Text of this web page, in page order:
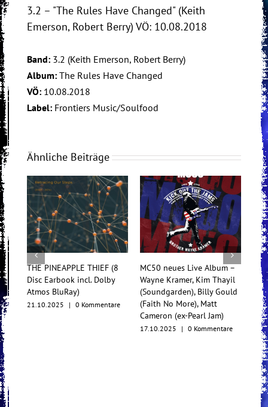
3.2 – "The Rules Have Changed" (Keith
Emerson, Robert Berry) VÖ: 10.08.2018
Band: 3.2 (Keith Emerson, Robert Berry)
Album: The Rules Have Changed
VÖ: 10.08.2018
Label: Frontiers Music/Soulfood
Ähnliche Beiträge
THE PINEAPPLE THIEF (8
Disc Earbook incl. Dolby
Atmos BluRay)
21.10.2025 | 0 Kommentare
MC50 neues Live Album –
Wayne Kramer, Kim Thayil
(Soundgarden), Billy Gould
(Faith No More), Matt
Cameron (ex-Pearl Jam)
17.10.2025 | 0 Kommentare